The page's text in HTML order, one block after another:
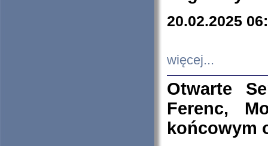
20.02.2025
więcej...
Otwarte
Ferenc,
końcowym